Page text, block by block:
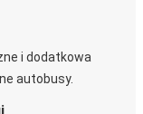
i dodatkowa
autobusy.